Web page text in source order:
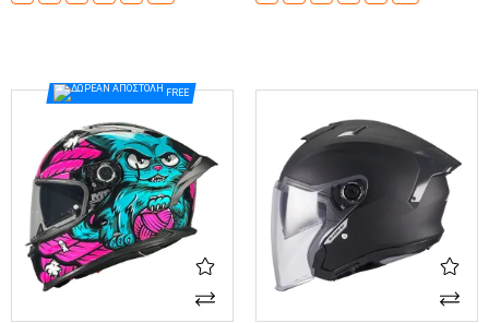
FREE